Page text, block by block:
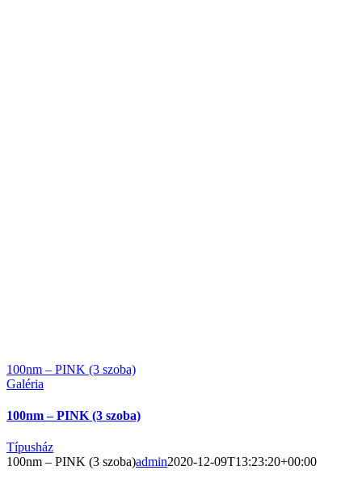
100nm – PINK (3 szoba)
Galéria
100nm – PINK (3 szoba)
Típusház
100nm – PINK (3 szoba)admin2020-12-09T13:23:20+00:00